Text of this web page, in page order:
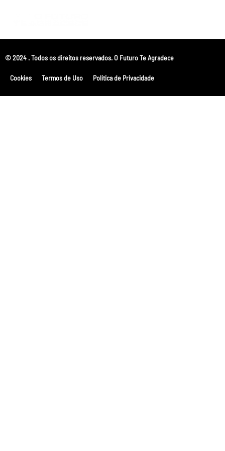
© 2024 . Todos os direitos reservados. O Futuro Te Agradece
Cookies Termos de Uso Política de Privacidade